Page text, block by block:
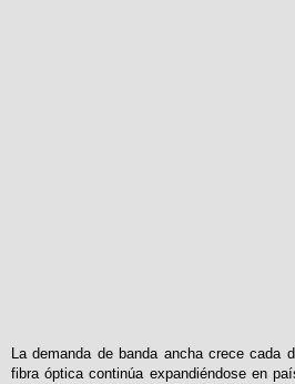
La demanda de banda ancha crece cada
fibra óptica continúa expandiéndose en